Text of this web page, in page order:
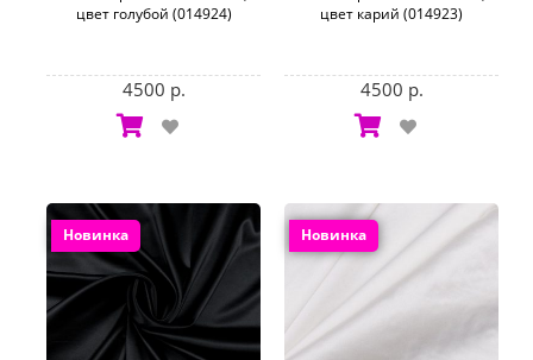
цвет голубой (014924)
4500 р.
цвет карий (014923)
4500 р.
Новинка Новинка